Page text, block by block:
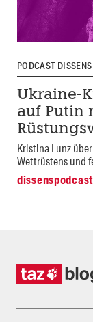
PODCAST
Ukraine-
auf Putin
Kristina Lunz
Wettrüstens und
dissenspodcast